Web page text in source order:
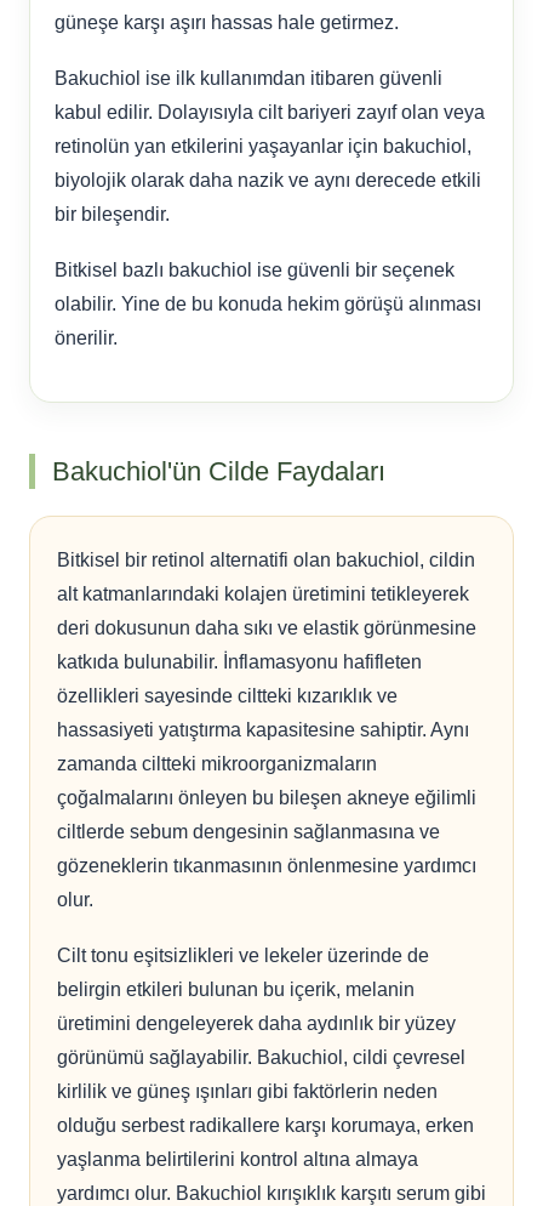
güneşe karşı aşırı hassas hale getirmez.
Bakuchiol ise ilk kullanımdan itibaren güvenli
kabul edilir. Dolayısıyla cilt bariyeri zayıf olan veya
retinolün yan etkilerini yaşayanlar için bakuchiol,
biyolojik olarak daha nazik ve aynı derecede etkili
bir bileşendir.
Bitkisel bazlı bakuchiol ise güvenli bir seçenek
olabilir. Yine de bu konuda hekim görüşü alınması
önerilir.
Bakuchiol'ün Cilde Faydaları
Bitkisel bir retinol alternatifi olan bakuchiol, cildin
alt katmanlarındaki kolajen üretimini tetikleyerek
deri dokusunun daha sıkı ve elastik görünmesine
katkıda bulunabilir. İnflamasyonu hafifleten
özellikleri sayesinde ciltteki kızarıklık ve
hassasiyeti yatıştırma kapasitesine sahiptir. Aynı
zamanda ciltteki mikroorganizmaların
çoğalmalarını önleyen bu bileşen akneye eğilimli
ciltlerde sebum dengesinin sağlanmasına ve
gözeneklerin tıkanmasının önlenmesine yardımcı
olur.
Cilt tonu eşitsizlikleri ve lekeler üzerinde de
belirgin etkileri bulunan bu içerik, melanin
üretimini dengeleyerek daha aydınlık bir yüzey
görünümü sağlayabilir. Bakuchiol, cildi çevresel
kirlilik ve güneş ışınları gibi faktörlerin neden
olduğu serbest radikallere karşı korumaya, erken
yaşlanma belirtilerini kontrol altına almaya
yardımcı olur. Bakuchiol kırışıklık karşıtı serum gibi